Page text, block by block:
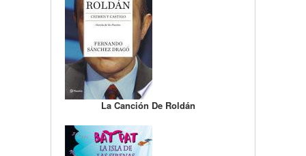
La Canción De Roldán